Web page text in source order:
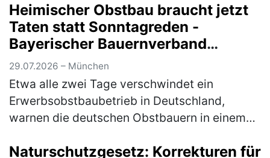
Damit erreicht der Reiseverkehr sein…(mehr)
Heimischer Obstbau braucht jetzt
Taten statt Sonntagreden -
Bayerischer Bauernverband
unterstützt Brandbrief der
Obstbauern
29.07.2026 – München
Etwa alle zwei Tage verschwindet ein
Erwerbsobstbaubetrieb in Deutschland,
warnen die deutschen Obstbauern in einem
Bauernverband (BBV) anschließt.
Naturschutzgesetz: Korrekturen für